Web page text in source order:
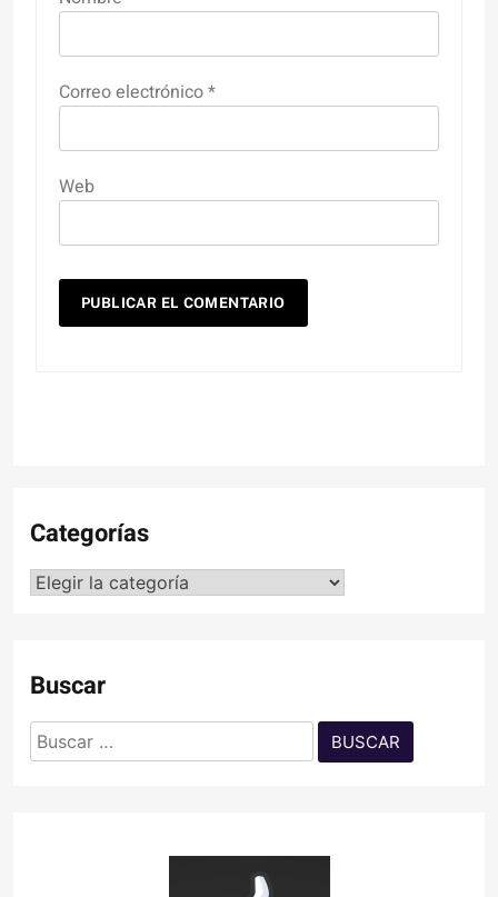
Correo electrónico*
Web
Categorías
Categorías
Buscar
Buscar: